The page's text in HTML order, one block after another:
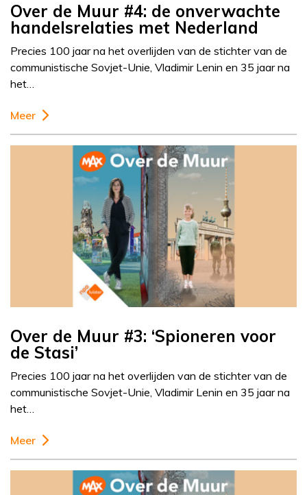
Over de Muur #4: de onverwachte
handelsrelaties met Nederland
Precies 100 jaar na het overlijden van de stichter van de
communistische Sovjet-Unie, Vladimir Lenin en 35 jaar na
het…
Meer
Over de Muur #3: ‘Spioneren voor
de Stasi’
Precies 100 jaar na het overlijden van de stichter van de
communistische Sovjet-Unie, Vladimir Lenin en 35 jaar na
het…
Meer